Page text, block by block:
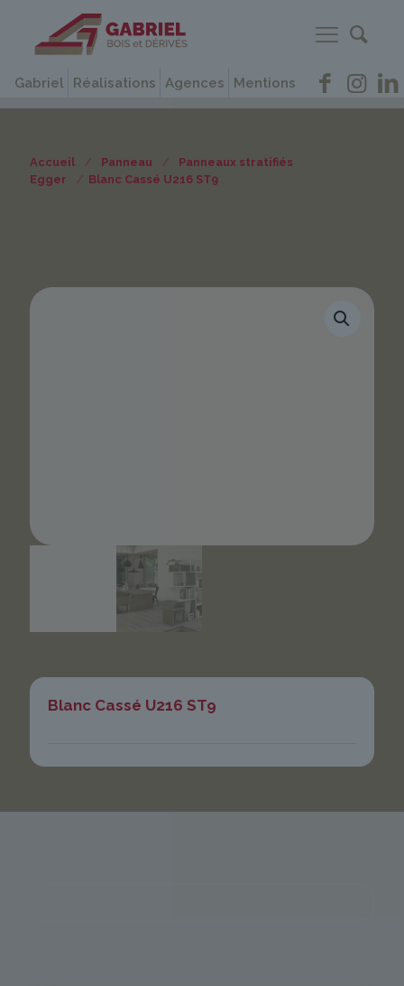
Gabriel Réalisations Agences Mentions
Accueil / Panneau /
Panneaux stratifiés
Egger
/ Blanc Cassé U216 ST9
Blanc Cassé U216 ST9